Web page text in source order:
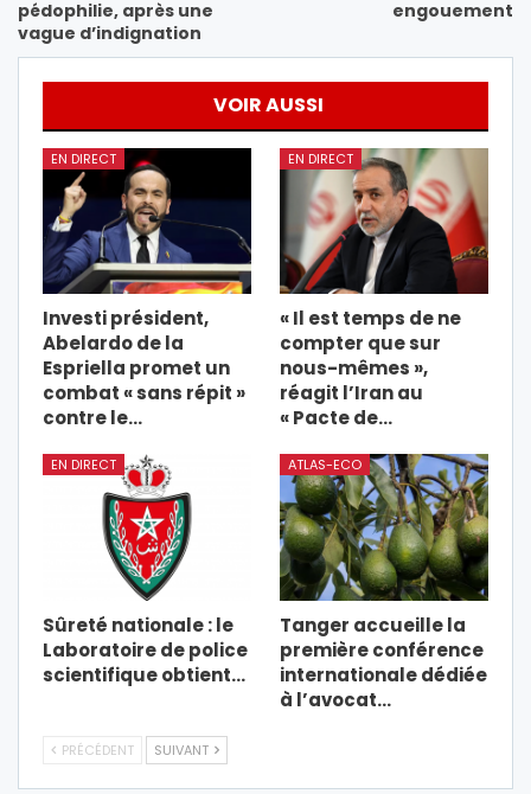
pédophilie, après une
vague d’indignation
engouement
VOIR AUSSI
EN DIRECT
Investi président,
Abelardo de la
Espriella promet un
combat « sans répit »
contre le…
EN DIRECT
« Il est temps de ne
compter que sur
nous-mêmes »,
réagit l’Iran au
« Pacte de…
EN DIRECT
Sûreté nationale : le
Laboratoire de police
scientifique obtient…
ATLAS-ECO
Tanger accueille la
première conférence
internationale dédiée
à l’avocat…
PRÉCÉDENT SUIVANT